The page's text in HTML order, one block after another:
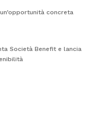
concreta
Società Benefit e lancia